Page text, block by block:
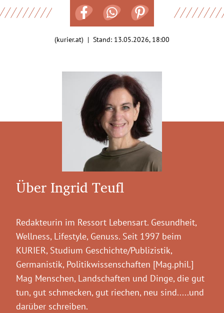
(kurier.at) | Stand: 13.05.2026, 18:00
Über Ingrid Teufl
Redakteurin im Ressort Lebensart. Gesundheit,
Wellness, Lifestyle, Genuss. Seit 1997 beim
KURIER, Studium Geschichte/Publizistik,
Germanistik, Politikwissenschaften [Mag.phil.]
Mag Menschen, Landschaften und Dinge, die gut
tun, gut schmecken, gut riechen, neu sind.....und
darüber schreiben.